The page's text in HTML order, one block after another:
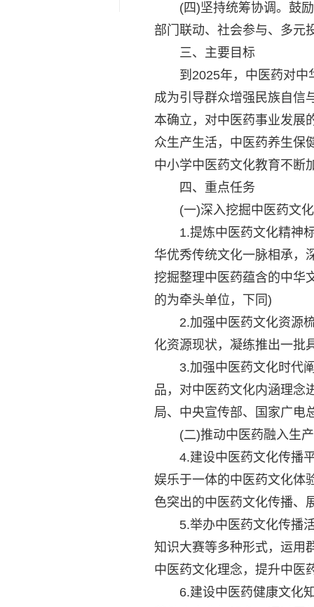
(四)坚持统筹协调。鼓励
部门联动、社会参与、多元
三、主要目标
到2025年，中医药对中华
成为引导群众增强民族自信
本确立，对中医药事业发展
众生产生活，中医药养生保
中小学中医药文化教育不断
四、重点任务
(一)深入挖掘中医药文化
1.提炼中医药文化精神标
华优秀传统文化一脉相承，
挖掘整理中医药蕴含的中华
的为牵头单位，下同)
2.加强中医药文化资源梳
化资源现状，凝练推出一批
3.加强中医药文化时代阐
品，对中医药文化内涵理念
局、中央宣传部、国家广电
(二)推动中医药融入生产
4.建设中医药文化传播平
娱乐于一体的中医药文化体
色突出的中医药文化传播、
5.举办中医药文化传播活
知识大赛等多种形式，运用
中医药文化理念，提升中医
6.建设中医药健康文化知